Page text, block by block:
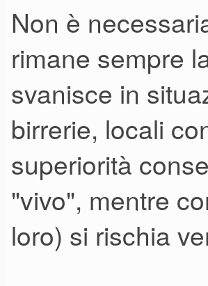
Non è
rimane sempre
svanisce in
birrerie, locali
superiorità
"vivo", mentre
loro) si rischia